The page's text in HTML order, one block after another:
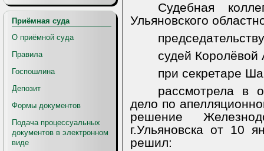
Приёмная суда
О приёмной суда
Правила
Госпошлина
Депозит
Формы документов
Подача процессуальных
документов в электронном
виде
Судебная
Ульяновского
судей
при секретаре
рассмотрела в
дело по
решение
г.Ульяновска от 10
решил: